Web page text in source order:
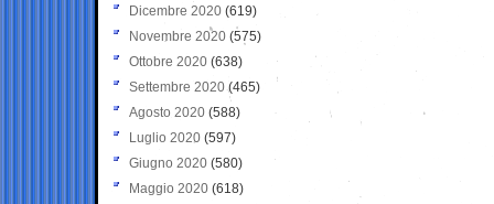
Dicembre 2020 (619)
Novembre 2020 (575)
Ottobre 2020 (638)
Settembre 2020(465)
Agosto 2020 (588)
Luglio 2020 (597)
Giugno 2020 (580)
Maggio 2020 (618)